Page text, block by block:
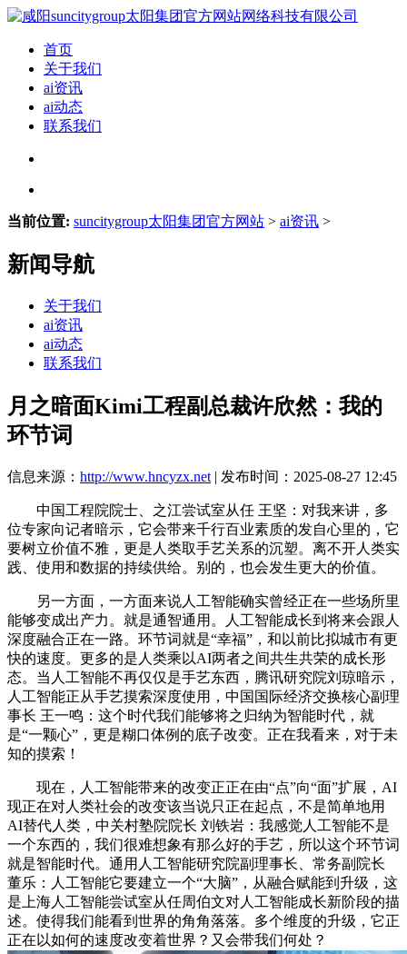
首页
关于我们
ai资讯
ai动态
联系我们
当前位置: suncitygroup太阳集团官方网站 > ai资讯 >
新闻导航
关于我们
ai资讯
ai动态
联系我们
月之暗面Kimi工程副总裁许欣然：我的
环节词
信息来源： http://www.hncyzx.net | 发布时间：2025-08-27 12:45
中国工程院院士、之江尝试室从任 王坚：对我来讲，多
位专家向记者暗示，它会带来千行百业素质的发自心里的，它
要树立价值不雅，更是人类取手艺关系的沉塑。离不开人类实
践、使用和数据的持续供给。别的，也会发生更大的价值。
另一方面，一方面来说人工智能确实曾经正在一些场所里
能够变成出产力。就是通智通用。人工智能成长到将来会跟人
深度融合正在一路。环节词就是“幸福”，和以前比拟城市有更
快的速度。更多的是人类乘以AI两者之间共生共荣的成长形
态。当人工智能不再仅仅是手艺东西，腾讯研究院刘琼暗示，
人工智能正从手艺摸索深度使用，中国国际经济交换核心副理
事长 王一鸣：这个时代我们能够将之归纳为智能时代，就
是“一颗心”，更是糊口体例的底子改变。正在我看来，对于未
知的摸索！
现在，人工智能带来的改变正正在由“点”向“面”扩展，AI
现正在对人类社会的改变该当说只正在起点，不是简单地用
AI替代人类，中关村塾院院长 刘铁岩：我感觉人工智能不是
一个东西的，我们很难想象有那么好的手艺，所以这个环节词
就是智能时代。通用人工智能研究院副理事长、常务副院长
董乐：人工智能它要建立一个“大脑”，从融合赋能到升级，这
是上海人工智能尝试室从任周伯文对人工智能成长新阶段的描
述。使得我们能看到世界的角角落落。多个维度的升级，它正
正在以如何的速度改变着世界？又会带我们何处？